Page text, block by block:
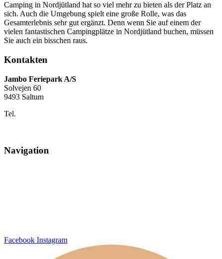
Camping in Nordjütland hat so viel mehr zu bieten als der Platz an
sich. Auch die Umgebung spielt eine große Rolle, was das
Gesamterlebnis sehr gut ergänzt. Denn wenn Sie auf einem der
vielen fantastischen Campingplätze in Nordjütland buchen, müssen
Sie auch ein bisschen raus.
Kontakten
Jambo Feriepark A/S
Solvejen 60
9493 Saltum
Tel.
Navigation
Facebook Instagram